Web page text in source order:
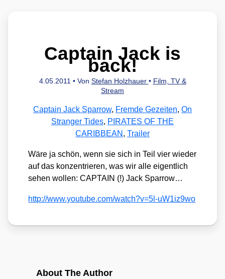
Captain Jack is
back!
4.05.2011 • Von Stefan Holzhauer • Film, TV &
Stream
Captain Jack Sparrow, Fremde Gezeiten, On
Stranger Tides, PIRATES OF THE
CARIBBEAN , Trailer
Wäre ja schön, wenn sie sich in Teil vier wie­der
auf das kon­zen­trie­ren, was wir alle eigent­lich
sehen wol­len: CAPTAIN (!) Jack Spar­row…
http://​www​.you​tube​.com/​w​a​t​c​h​?​v​=​5​l​-​u​W​1​i​z​9wo
About The Author